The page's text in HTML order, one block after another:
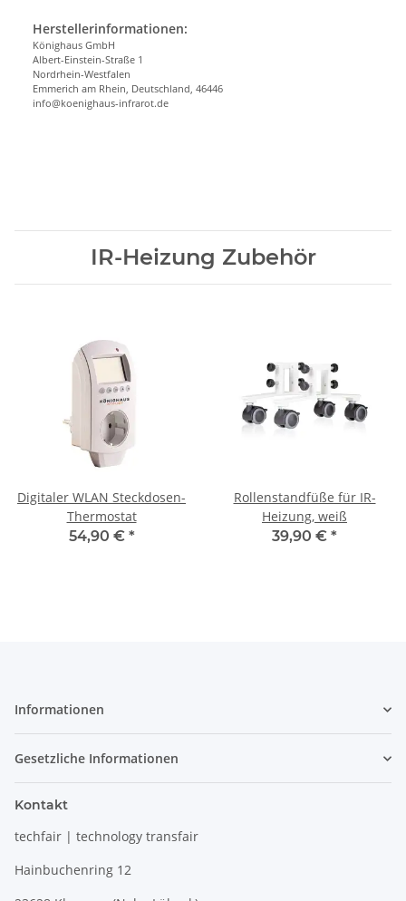
Herstellerinformationen:
Könighaus GmbH
Albert-Einstein-Straße 1
Nordrhein-Westfalen
Emmerich am Rhein, Deutschland, 46446
info@koenighaus-infrarot.de
IR-Heizung Zubehör
Digitaler WLAN Steckdosen-
Thermostat
54,90 € *
Rollenstandfüße für IR-
Heizung, weiß
39,90 € *
Informationen
Gesetzliche Informationen
Kontakt
techfair | technology transfair
Hainbuchenring 12